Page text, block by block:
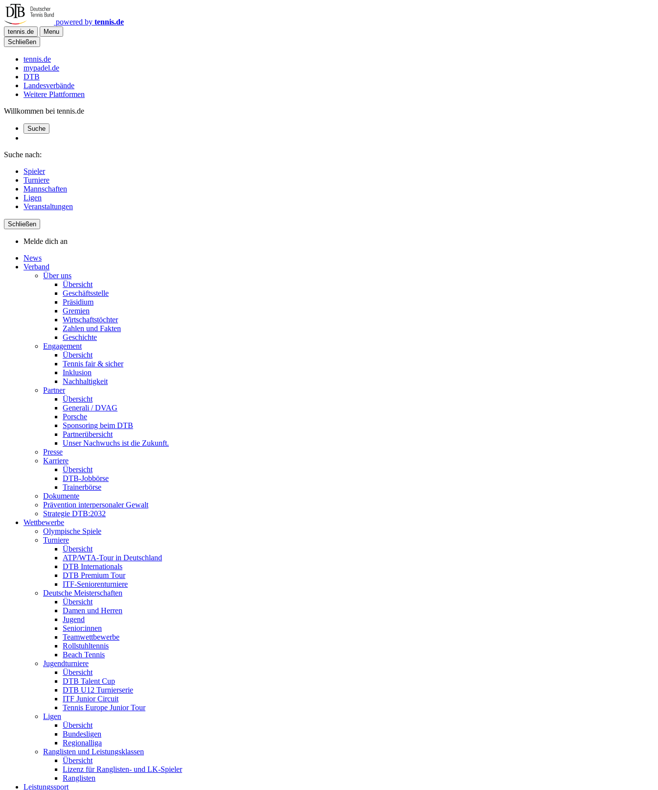
powered by tennis.de
tennis.de
Menu
Schließen
tennis.de
mypadel.de
DTB
Landesverbände
Weitere Plattformen
Willkommen bei tennis.de
Suche
Suche nach:
Spieler
Turniere
Mannschaften
Ligen
Veranstaltungen
Schließen
Melde dich an
News
Verband
Über uns
Übersicht
Geschäftsstelle
Präsidium
Gremien
Wirtschaftstöchter
Zahlen und Fakten
Geschichte
Engagement
Übersicht
Tennis fair & sicher
Inklusion
Nachhaltigkeit
Partner
Übersicht
Generali / DVAG
Porsche
Sponsoring beim DTB
Partnerübersicht
Unser Nachwuchs ist die Zukunft.
Presse
Karriere
Übersicht
DTB-Jobbörse
Trainerbörse
Dokumente
Prävention interpersonaler Gewalt
Strategie DTB:2032
Wettbewerbe
Olympische Spiele
Turniere
Übersicht
ATP/WTA-Tour in Deutschland
DTB Internationals
DTB Premium Tour
ITF-Seniorenturniere
Deutsche Meisterschaften
Übersicht
Damen und Herren
Jugend
Senior:innen
Teamwettbewerbe
Rollstuhltennis
Beach Tennis
Jugendturniere
Übersicht
DTB Talent Cup
DTB U12 Turnierserie
ITF Junior Circuit
Tennis Europe Junior Tour
Ligen
Übersicht
Bundesligen
Regionalliga
Ranglisten und Leistungsklassen
Übersicht
Lizenz für Ranglisten- und LK-Spieler
Ranglisten
Leistungssport